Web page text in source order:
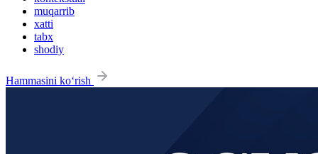
muqarrib
xatti
tabx
shodiy
Hammasini ko‘rish